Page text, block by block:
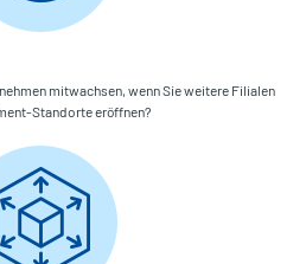
mitwachsen, wenn Sie weitere Filialen
Standorte eröffnen?